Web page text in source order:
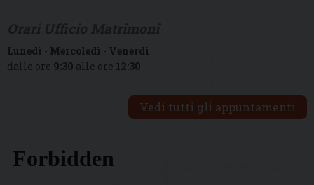
Lunedì - Mercoledì - Venerdì
dalle ore 9:30 alle ore 12:30
Vedi tutti gli appuntamenti